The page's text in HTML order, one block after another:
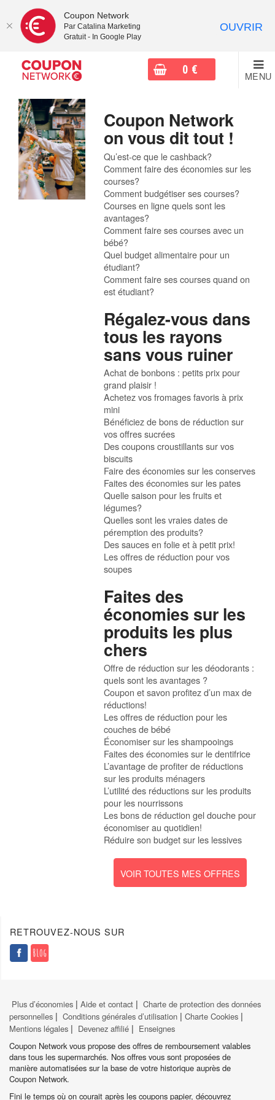
0 € MENU
Coupon Network
on vous dit tout !
Qu’est-ce que le cashback?
Comment faire des économies sur les
courses?
Comment budgétiser ses courses?
Courses en ligne quels sont les
avantages?
Comment faire ses courses avec un
bébé?
Quel budget alimentaire pour un
étudiant?
Comment faire ses courses quand on
est étudiant?
Régalez-vous dans
tous les rayons
sans vous ruiner
Achat de bonbons : petits prix pour
grand plaisir !
Achetez vos fromages favoris à prix
mini
Bénéficiez de bons de réduction sur
vos offres sucrées
Des coupons croustillants sur vos
biscuits
Faire des économies sur les conserves
Faites des économies sur les pates
Quelle saison pour les fruits et
légumes?
Quelles sont les vraies dates de
péremption des produits?
Des sauces en folie et à petit prix!
Les offres de réduction pour vos
soupes
Faites des
économies sur les
produits les plus
chers
Offre de réduction sur les déodorants :
quels sont les avantages ?
Coupon et savon profitez d’un max de
réductions!
Les offres de réduction pour les
couches de bébé
Économiser sur les shampooings
Faites des économies sur le dentifrice
L’avantage de profiter de réductions
sur les produits ménagers
L’utilité des réductions sur les produits
pour les nourrissons
Les bons de réduction gel douche pour
économiser au quotidien!
Réduire son budget sur les lessives
VOIR TOUTES MES OFFRES
Produits LaitiersBébé Animaux
RETROUVEZ-NOUS SUR
Plus d’économies | Aide et contact | Charte de protection des données
personnelles | Conditions générales d’utilisation | Charte Cookies |
Mentions légales | Devenez affilié | Enseignes
Coupon Network vous propose des offres de remboursement valables
dans tous les supermarchés. Nos offres vous sont proposées de
manière automatisées sur la base de votre historique auprès de
Coupon Network.
Fini le temps où on courait après les coupons papier, découvrez
Coupon Network
Par Catalina Marketing
Gratuit - In Google Play
OUVRIR